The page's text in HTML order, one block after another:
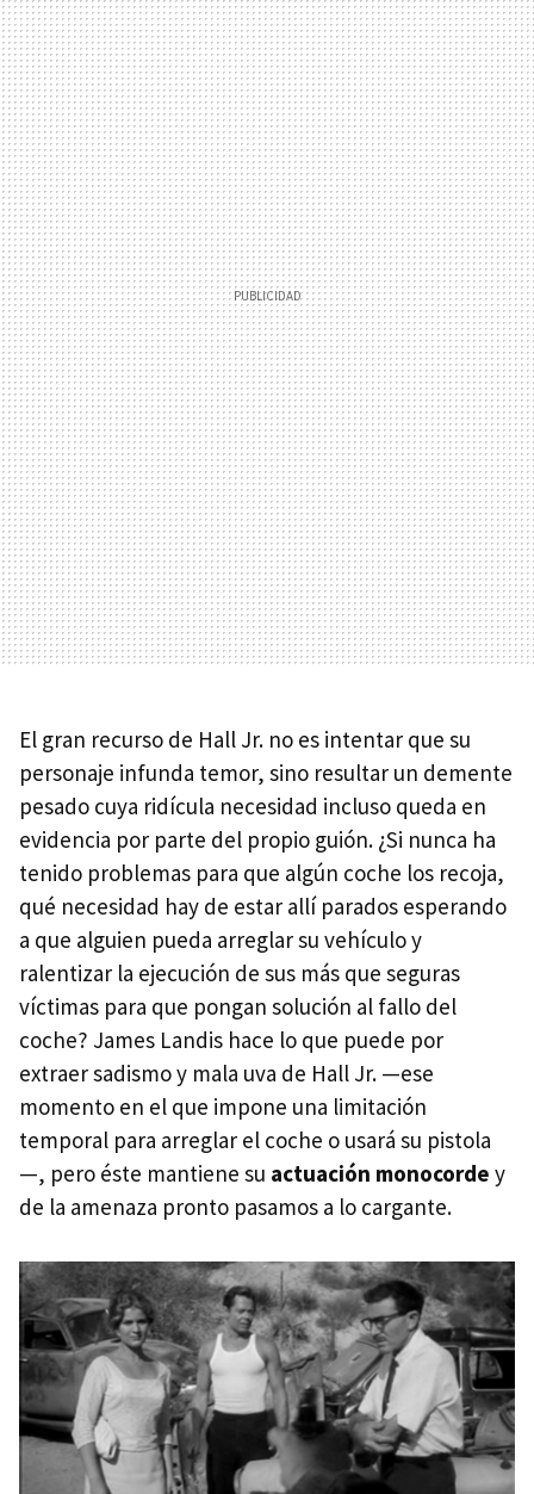
El gran recurso de Hall Jr. no es intentar que su
personaje infunda temor, sino resultar un demente
pesado cuya ridícula necesidad incluso queda en
evidencia por parte del propio guión. ¿Si nunca ha
tenido problemas para que algún coche los recoja,
qué necesidad hay de estar allí parados esperando
a que alguien pueda arreglar su vehículo y
ralentizar la ejecución de sus más que seguras
víctimas para que pongan solución al fallo del
coche? James Landis hace lo que puede por
extraer sadismo y mala uva de Hall Jr. —ese
momento en el que impone una limitación
temporal para arreglar el coche o usará su pistola
—, pero éste mantiene su actuación monocorde y
de la amenaza pronto pasamos a lo cargante.